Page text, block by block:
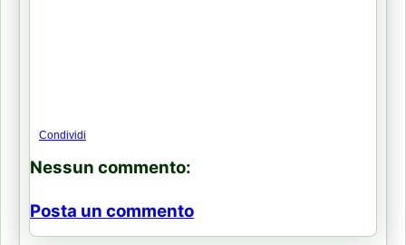
Condividi
Nessun commento:
Posta un commento